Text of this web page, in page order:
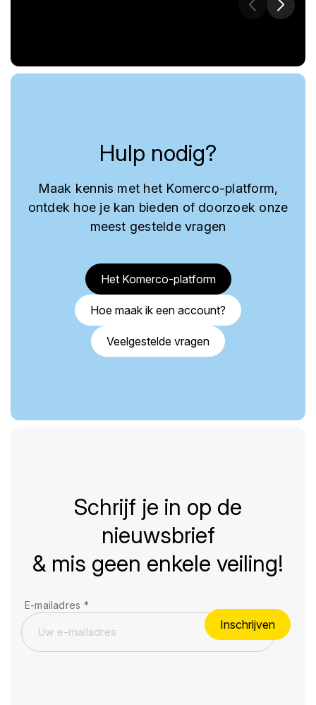
Hulp nodig?
Maak kennis met het Komerco-platform,
ontdek hoe je kan bieden of doorzoek onze
meest gestelde vragen
Het Komerco-platform
Hoe maak ik een account?
Veelgestelde vragen
Schrijf je in op de
nieuwsbrief
& mis geen enkele veiling!
E-mailadres *
Inschrijven